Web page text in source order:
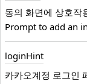
동의 화면에 상호작
Prompt to add an
loginHint
카카오계정 로그인